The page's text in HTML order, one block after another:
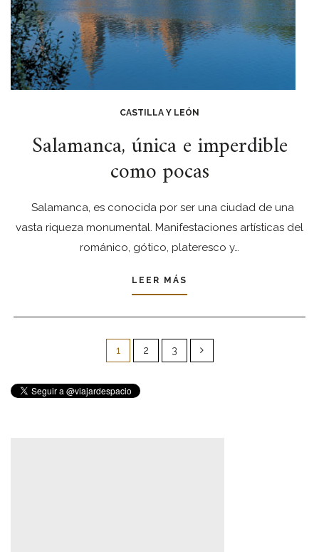
CASTILLA Y LEÓN
Salamanca, única e imperdible
como pocas
Salamanca, es conocida por ser una ciudad de una
vasta riqueza monumental. Manifestaciones artísticas del
románico, gótico, plateresco y…
LEER MÁS
Paginación
entradas
1 2 3